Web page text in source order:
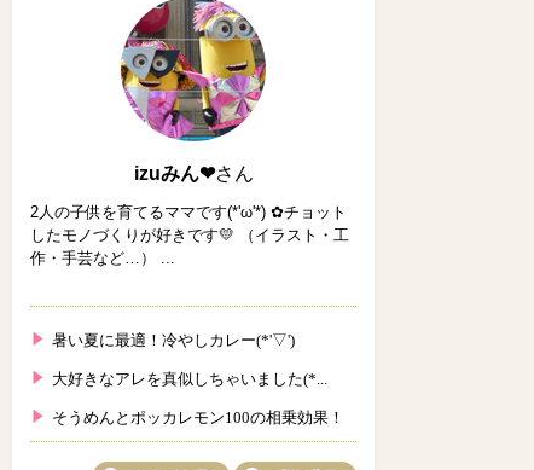
izuみん❤さん
2人の子供を育てるママです(*'ω'*) ✿チョット
したモノづくりが好きです💛 （イラスト・工
作・手芸など…） ...
暑い夏に最適！冷やしカレー(*'▽')
大好きなアレを真似しちゃいました(*...
そうめんとポッカレモン100の相乗効果！